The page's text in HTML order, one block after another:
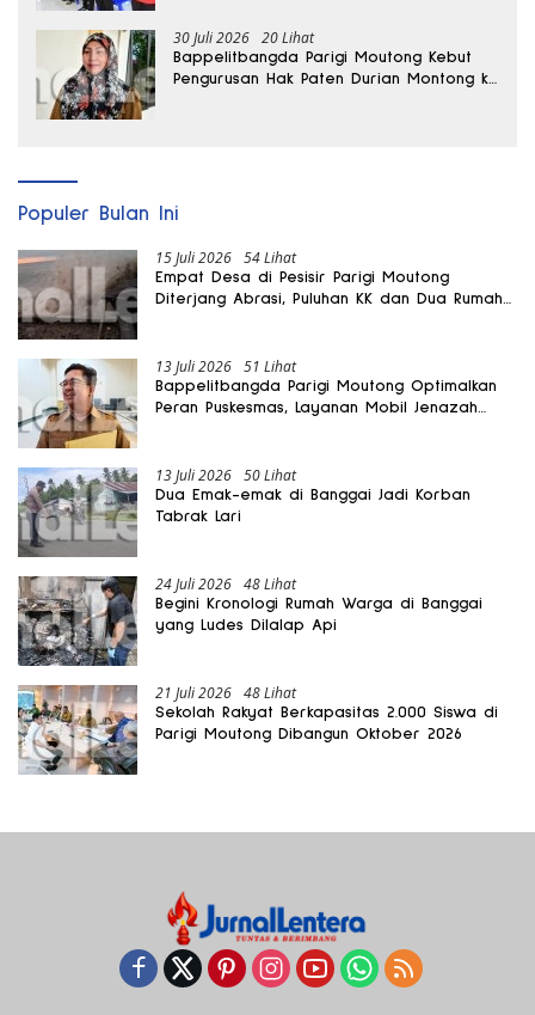
30 Juli 2026 20 Lihat
Bappelitbangda Parigi Moutong Kebut
Pengurusan Hak Paten Durian Montong ke
Populer Bulan Ini
15 Juli 2026 54 Lihat
Empat Desa di Pesisir Parigi Moutong
Diterjang Abrasi, Puluhan KK dan Dua Rumah
13 Juli 2026 51 Lihat
Bappelitbangda Parigi Moutong Optimalkan
Peran Puskesmas, Layanan Mobil Jenazah
13 Juli 2026 50 Lihat
Dua Emak-emak di Banggai Jadi Korban
Tabrak Lari
24 Juli 2026 48 Lihat
Begini Kronologi Rumah Warga di Banggai
yang Ludes Dilalap Api
21 Juli 2026 48 Lihat
Sekolah Rakyat Berkapasitas 2.000 Siswa di
Parigi Moutong Dibangun Oktober 2026